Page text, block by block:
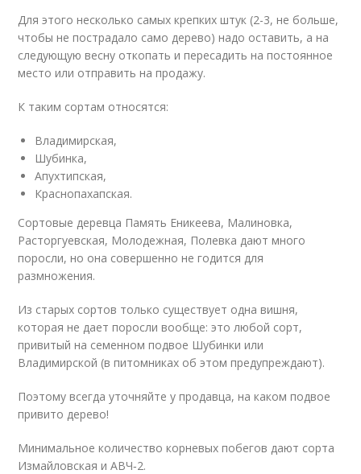
Для этого несколько самых крепких штук (2-3, не больше,
чтобы не пострадало само дерево) надо оставить, а на
следующую весну откопать и пересадить на постоянное
место или отправить на продажу.
К таким сортам относятся:
Владимирская,
Шубинка,
Апухтипская,
Краснопахапская.
Сортовые деревца Память Еникеева, Малиновка,
Расторгуевская, Молодежная, Полевка дают много
поросли, но она совершенно не годится для
размножения.
Из старых сортов только существует одна вишня,
которая не дает поросли вообще: это любой сорт,
привитый на семенном подвое Шубинки или
Владимирской (в питомниках об этом предупреждают).
Поэтому всегда уточняйте у продавца, на каком подвое
привито дерево!
Минимальное количество корневых побегов дают сорта
Измайловская и АВЧ‑2.